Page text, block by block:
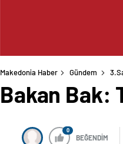
Makedonia Haber Gündem
Bakan Bak:
0
BEĞENDİM